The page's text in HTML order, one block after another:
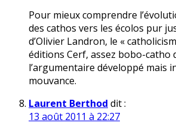
Pour mieux comprendre
des cathos vers les écolos pur
d’Olivier Landron, le «
éditions Cerf, assez bobo-catho
l’argumentaire développé mais
mouvance.
Laurent Berthod dit :
13 août 2011 à 22:27